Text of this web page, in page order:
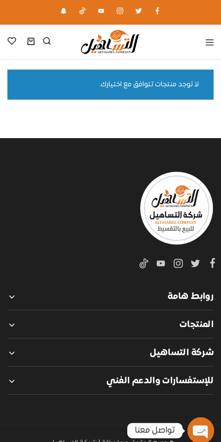
لا توجد منتجات تتوافق مع اختيارك.
روابط هامة
المنتجات
شركة التساهيل
للإستفسارات والدعم الفني
تواصل معنا